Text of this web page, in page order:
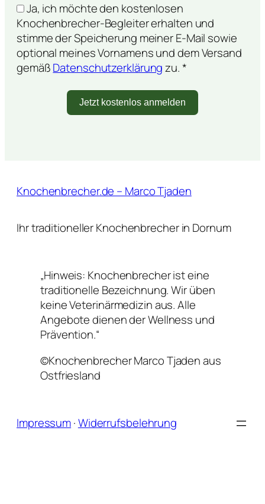
Ja, ich möchte den kostenlosen
Knochenbrecher-Begleiter erhalten und
stimme der Speicherung meiner E-Mail sowie
optional meines Vornamens und dem Versand
gemäßDatenschutzerklärungzu. *
Jetzt kostenlos anmelden
Knochenbrecher.de – Marco Tjaden
Ihr traditioneller Knochenbrecher in Dornum
„Hinweis: Knochenbrecher ist eine
traditionelle Bezeichnung. Wir üben
keine Veterinärmedizin aus. Alle
Angebote dienen der Wellness und
Prävention.“
©Knochenbrecher Marco Tjaden aus
Ostfriesland
Impressum·Widerrufsbelehrung